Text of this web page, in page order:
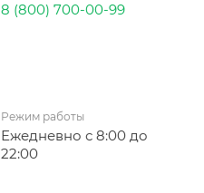
8 (800) 700-00-99
Режим работы
Ежедневно с 8:00 до
22:00